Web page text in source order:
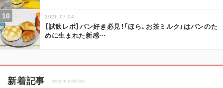
2026.07.04
【試飲レポ】パン好き必見！「ほら、お茶ミルク」はパンのた
めに生まれた新感…
新着記事 recent articles